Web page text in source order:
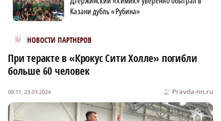
Казани дубль «Рубина»
НОВОСТИ ПАРТНЕРОВ
Новости МирТесен
При теракте в «Крокус Сити Холле» погибли
больше 60 человек
Pravda-nn.ru
08:11, 23.03.2024